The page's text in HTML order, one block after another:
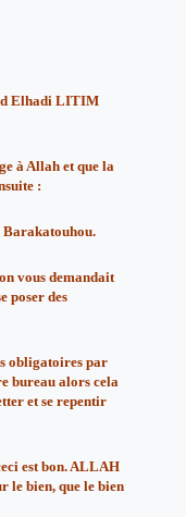
Elhadi LITIM
à Allah et que la
:
Barakatouhou.
vous demandait
poser des
obligatoires par
bureau alors cela
et se repentir
est bon. ALLAH
le bien, que le bien